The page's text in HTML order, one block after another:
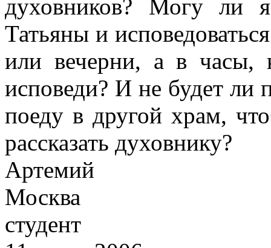
духовников? Могу ли
Татьяны и
или вечерни, а в часы,
исповеди? И не будет ли
поеду в другой храм,
рассказать духовнику?
Артемий
Москва
студент